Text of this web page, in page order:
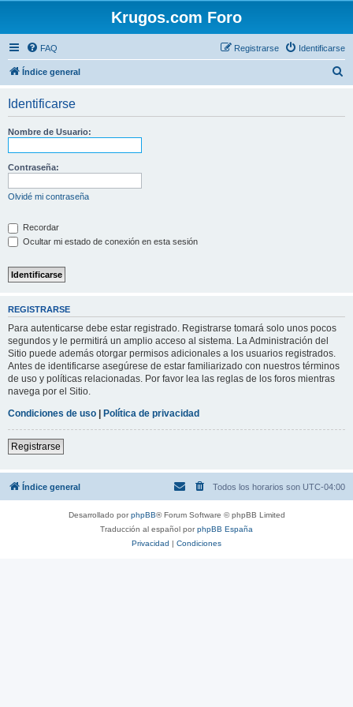
Krugos.com Foro
FAQ Identificarse
Registrarse
Índice general
Identificarse
Nombre de Usuario:
Contraseña:
Olvidé mi contraseña
Recordar
Ocultar mi estado de conexión en esta sesión
REGISTRARSE
Para autenticarse debe estar registrado. Registrarse tomará solo unos pocos
segundos y le permitirá un amplio acceso al sistema. La Administración del
Sitio puede además otorgar permisos adicionales a los usuarios registrados.
Antes de identificarse asegúrese de estar familiarizado con nuestros términos
de uso y políticas relacionadas. Por favor lea las reglas de los foros mientras
navega por el Sitio.
Condiciones de uso | Política de privacidad
Registrarse
Índice general Todos los horarios son UTC-04:00
Desarrollado porphpBB® Forum Software © phpBB Limited
Traducción al español porphpBB España
Privacidad | Condiciones